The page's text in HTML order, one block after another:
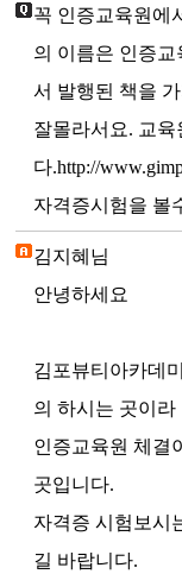
꼭 인증교육원에
의 이름은 인증교
서 발행된 책을
잘몰라서요. 교육
다.http://
자격증시험을 볼
김지혜님
안녕하세요
김포뷰티아카데
의 하시는 곳이라
인증교육원 체결
곳입니다.
자격증 시험보시
길 바랍니다.